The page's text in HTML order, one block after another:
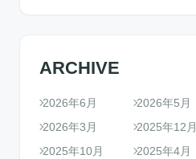
ARCHIVE
2026年6月 2026年5月
2026年3月
2025年12月
2025年10月
2025年4月